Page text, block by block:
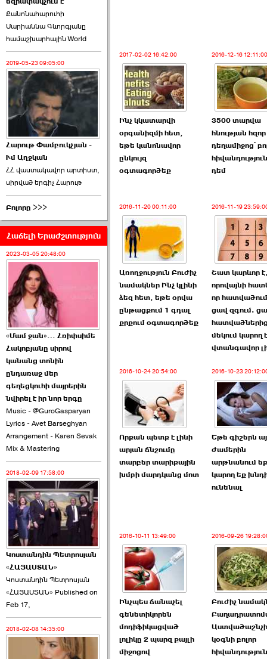
Ռուբեն Ռուբինյանը ›››
2026-06-23 21:28:00
«Ժողովուրդ»-ը
հերթական ›››
2026-06-21 23:00:00
armlur.ՔՊ-ի ներսում
սպասում են ›››
2026-06-10 22:55:00
Ուշքի չենք գալիս այն
խայտառակ ›››
2026-06-09 15:05:00
Ծառուկյանի փեսան
վնասել է ›››
2026-06-09 07:11:00
Այս ընդդիմությունը
կվերցնի ›››
2026-06-09 00:41:00
Քանոնահարուհի
Մարիաննա Գևորգյանը
համաշխարհային World
2019-05-23 09:05:00
Հարութ Փամբուկչյան -
Ւմ Աղջկան
ՀՀ վաստակավոր արտիստ,
սիրված երգիչ Հարութ
Բոլորը >>>
Հաճելի Երաժշտություն
2023-03-05 20:48:00
«Մամ ջան»… Հռիփսիմե
Հակոբյանը սիրով
կանանց տոնին
ընդառաջ մեր
գեղեցկուհի մայրերին
նվիրել է իր նոր երգը
Music - @GuroGasparyan
Lyrics - Avet Barseghyan
Arrangement - Karen Sevak
Mix & Mastering
2018-02-09 17:58:00
Կոստանդին Պետրոսյան
«ՀԱՅԱՍՏԱՆ»
Կոստանդին Պետրոսյան
«ՀԱՅԱՍՏԱՆ» Published on
Feb 17,
2018-02-08 14:35:00
2017-02-02 16:42:00
Ինչ կկատարվի
օրգանիզմի հետ,
եթե կանոնավոր
ընկույզ
օգտագործեք
2016-12-16 12:11:00
3500 տարվա
հնության հզոր
դեղամիջոց՝
դեմ
2016-11-20 00:11:00
Առողջություն Բուժիչ
նամակներ Ինչ կլինի
ձեզ հետ, եթե օրվա
ընթացքում 1 գդալ
քրքում օգտագործեք
2016-11-19
Շատ կարևոր
որովայնի
որ
ցավ զգում.
մեկում կարող է
վտանգավոր
2016-10-24 20:54:00
Որքան պետք է լինի
արյան ճնշումը
տարբեր տարիքային
խմբի մարդկանց մոտ
2016-10-23
Եթե գիշերն
ժամերին
արթնանում
կարող եք
ունենալ
2016-10-11 13:49:00
Ինչպես ճանաչել
գենետիկորեն
մոդիֆիկացված
լոլիկը 2 պարզ քայլի
միջոցով
2016-09-26
Բուժիչ
կօգնի բոլոր